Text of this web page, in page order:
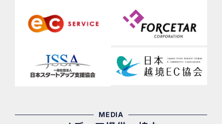
MEDIA